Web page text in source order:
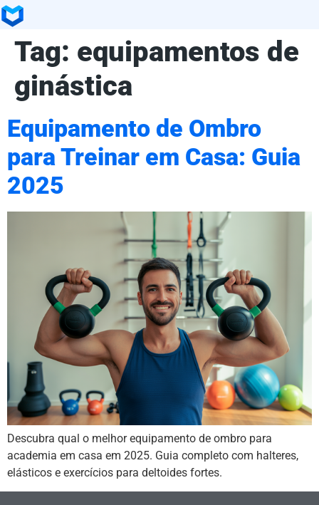
Tag: equipamentos de
ginástica
Equipamento de Ombro
para Treinar em Casa: Guia
2025
Descubra qual o melhor equipamento de ombro para
academia em casa em 2025. Guia completo com halteres,
elásticos e exercícios para deltoides fortes.